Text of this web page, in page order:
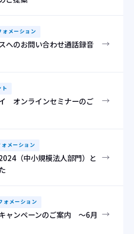
ォメーション
へのお問い合わせ通話録音
→
ト
オンラインセミナーのご
→
ォメーション
（中小規模法人部門）と →
ォメーション
ャンペーンのご案内 ～6月 →